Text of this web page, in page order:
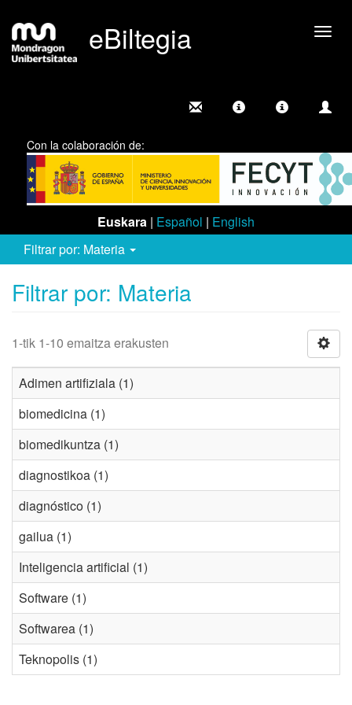
eBiltegia
Con la colaboración de:
Euskara | Español | English
Filtrar por: Materia
Filtrar por: Materia
1-tik 1-10 emaitza erakusten
Adimen artifiziala (1)
biomedicina (1)
biomedikuntza (1)
diagnostikoa (1)
diagnóstico (1)
gailua (1)
Inteligencia artificial (1)
Software (1)
Softwarea (1)
Teknopolis (1)